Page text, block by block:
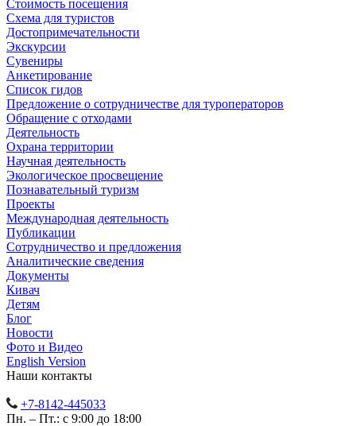
Стоимость посещения
Схема для туристов
Достопримечательности
Экскурсии
Сувениры
Анкетирование
Список гидов
Предложение о сотрудничестве для туроператоров
Обращение с отходами
Деятельность
Охрана территории
Научная деятельность
Экологическое просвещение
Познавательный туризм
Проекты
Международная деятельность
Публикации
Сотрудничество и предложения
Аналитические сведения
Документы
Кивач
Детям
Блог
Новости
Фото и Видео
English Version
Наши контакты
+7-8142-445033
Пн. – Пт.: с 9:00 до 18:00